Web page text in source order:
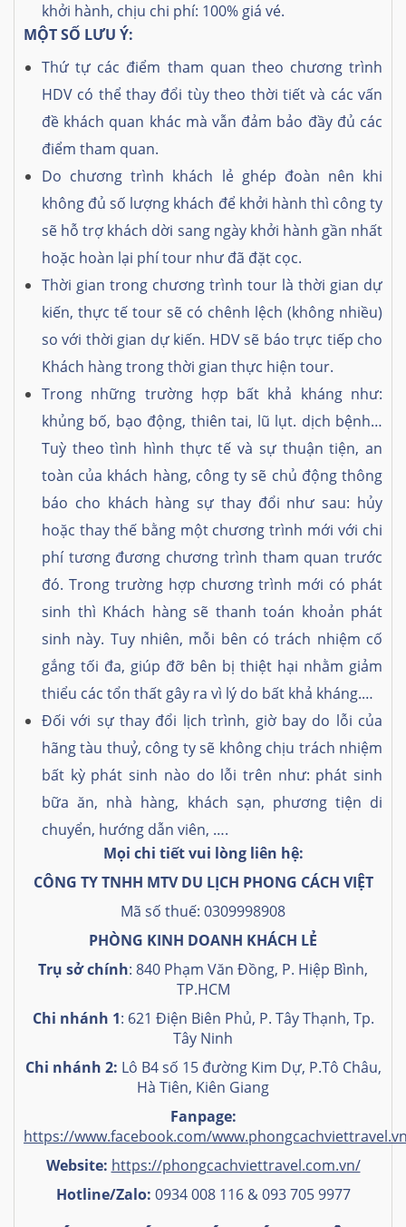
khởi hành, chịu chi phí: 100% giá vé.
MỘT SỐ LƯU Ý:
Thứ tự các điểm tham quan theo chương trình
HDV có thể thay đổi tùy theo thời tiết và các vấn
đề khách quan khác mà vẫn đảm bảo đầy đủ các
điểm tham quan.
Do chương trình khách lẻ ghép đoàn nên khi
không đủ số lượng khách để khởi hành thì công ty
sẽ hỗ trợ khách dời sang ngày khởi hành gần nhất
hoặc hoàn lại phí tour như đã đặt cọc.
Thời gian trong chương trình tour là thời gian dự
kiến, thực tế tour sẽ có chênh lệch (không nhiều)
so với thời gian dự kiến. HDV sẽ báo trực tiếp cho
Khách hàng trong thời gian thực hiện tour.
Trong những trường hợp bất khả kháng như:
khủng bố, bạo động, thiên tai, lũ lụt. dịch bệnh…
Tuỳ theo tình hình thực tế và sự thuận tiện, an
toàn của khách hàng, công ty sẽ chủ động thông
báo cho khách hàng sự thay đổi như sau: hủy
hoặc thay thế bằng một chương trình mới với chi
phí tương đương chương trình tham quan trước
đó. Trong trường hợp chương trình mới có phát
sinh thì Khách hàng sẽ thanh toán khoản phát
sinh này. Tuy nhiên, mỗi bên có trách nhiệm cố
gắng tối đa, giúp đỡ bên bị thiệt hại nhằm giảm
thiểu các tổn thất gây ra vì lý do bất khả kháng.…
Đối với sự thay đổi lịch trình, giờ bay do lỗi của
hãng tàu thuỷ, công ty sẽ không chịu trách nhiệm
bất kỳ phát sinh nào do lỗi trên như: phát sinh
bữa ăn, nhà hàng, khách sạn, phương tiện di
chuyển, hướng dẫn viên, ….
Mọi chi tiết vui lòng liên hệ:
CÔNG TY TNHH MTV DU LỊCH PHONG CÁCH VIỆT
Mã số thuế: 0309998908
PHÒNG KINH DOANH KHÁCH LẺ
Trụ sở chính: 840 Phạm Văn Đồng, P. Hiệp Bình,
TP.HCM
Chi nhánh 1: 621 Điện Biên Phủ, P. Tây Thạnh, Tp.
Tây Ninh
Chi nhánh 2: Lô B4 số 15 đường Kim Dự, P.Tô Châu,
Hà Tiên, Kiên Giang
Fanpage:
https://www.facebook.com/
Website: https://phongcachviettravel.com.vn/
Hotline/Zalo: 0934 008 116 & 093 705 9977